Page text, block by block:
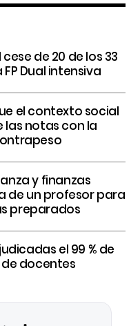
de 20 de los 33
Dual intensiva
el contexto social
las notas con la
y finanzas
de un profesor para
preparados
el 99 % de
docentes